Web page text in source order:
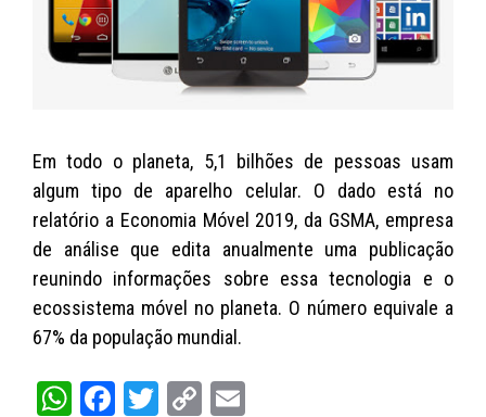
Em todo o planeta, 5,1 bilhões de pessoas usam
algum tipo de aparelho celular. O dado está no
relatório a Economia Móvel 2019, da GSMA, empresa
de análise que edita anualmente uma publicação
reunindo informações sobre essa tecnologia e o
ecossistema móvel no planeta. O número equivale a
67% da população mundial.
W
Fa
T
C